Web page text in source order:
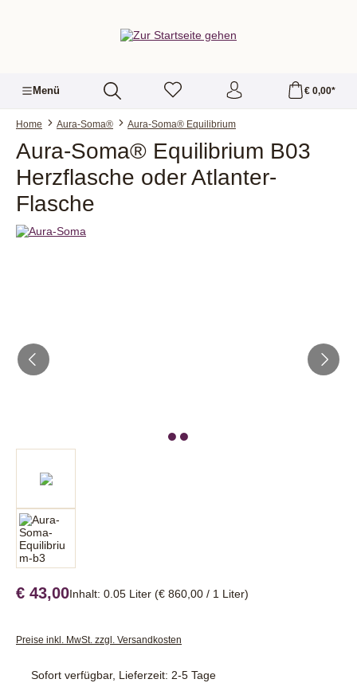
Menü € 0,00*
Home Aura-Soma® Aura-Soma® Equilibrium
Aura-Soma® Equilibrium B03
Herzflasche oder Atlanter-
Flasche
€ 43,00Inhalt: 0.05 Liter (€ 860,00 / 1 Liter)
Preise inkl. MwSt. zzgl. Versandkosten
Sofort verfügbar, Lieferzeit: 2-5 Tage